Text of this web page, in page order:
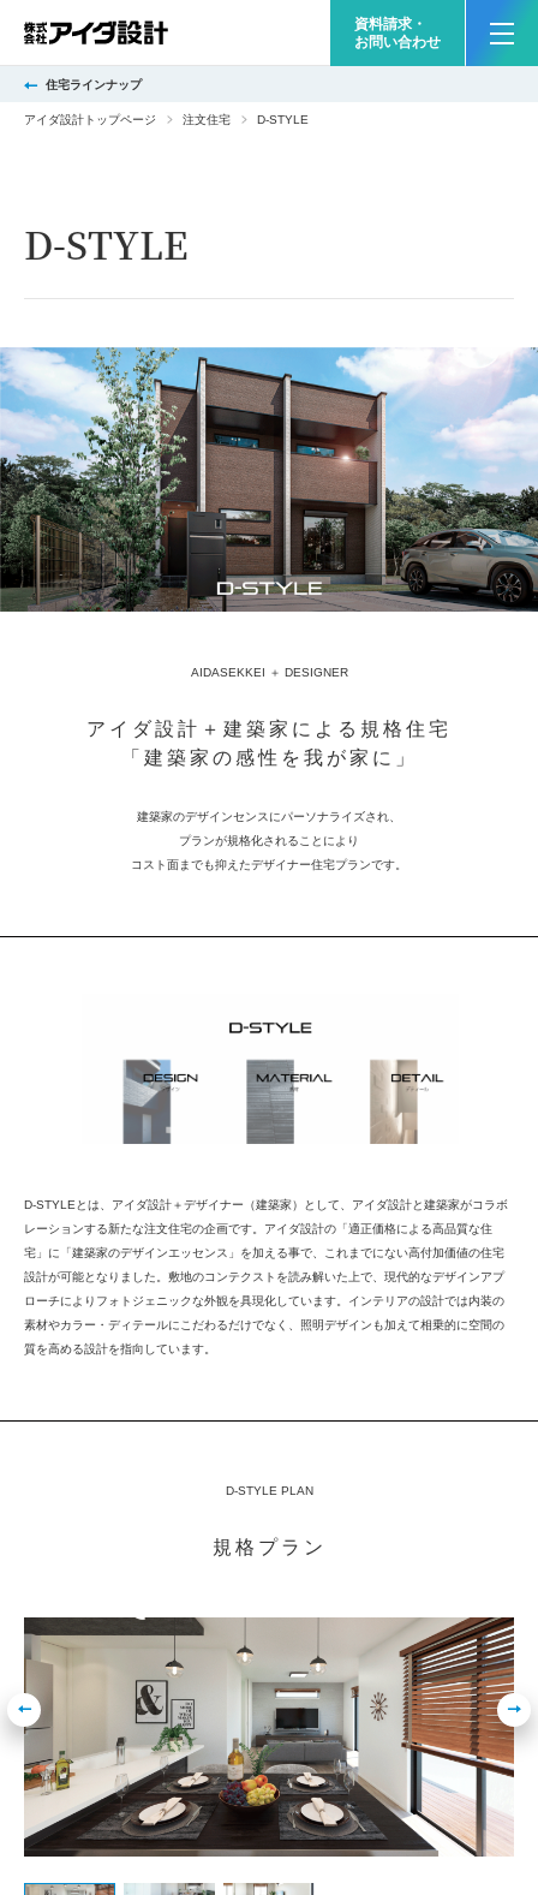
資料請求・
お問い合わせ
住宅ラインナップ
アイダ設計トップページ 注文住宅 D-STYLE
D-STYLE
AIDASEKKEI ＋ DESIGNER
アイダ設計＋建築家による規格住宅
「建築家の感性を我が家に」
建築家のデザインセンスにパーソナライズされ、
プランが規格化されることにより
コスト面までも抑えたデザイナー住宅プランです。
D-STYLEとは、アイダ設計＋デザイナー（建築家）として、アイダ設計と建築家がコラボ
レーションする新たな注文住宅の企画です。アイダ設計の「適正価格による高品質な住
宅」に「建築家のデザインエッセンス」を加える事で、これまでにない高付加価値の住宅
設計が可能となりました。敷地のコンテクストを読み解いた上で、現代的なデザインアプ
ローチによりフォトジェニックな外観を具現化しています。インテリアの設計では内装の
素材やカラー・ディテールにこだわるだけでなく、照明デザインも加えて相乗的に空間の
質を高める設計を指向しています。
D-STYLE PLAN
規格プラン